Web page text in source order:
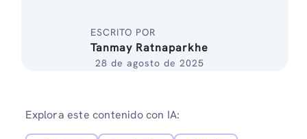
ESCRITO POR
Tanmay Ratnaparkhe
28 de agosto de 2025
Explora este contenido con IA: